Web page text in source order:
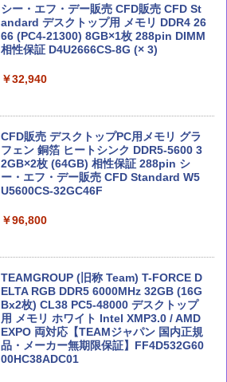
定（ジェネラリスト）公式テキスト 第3
版 (EXAMPRESS)
￥3,080
￥3,300
Microsoft 365 Copilot活用大全
Claude 最強のAI自動化術 (AI仕事術シリ
ーズ)
（できるビジネス）
￥2,200
ネラリスト問題集 第3版
￥2,750
Claude仕事術 仕事時間は1/100に成果は
￥2,090
実践Claude Code入門―現場で活用する
ためのAIコーディングの思考法
載 グラフィックボード 16GB デュアル
ファン 【国内正規品】 RD-RX9060XT-E
16GB/DF
G TRIO OC WHITE グラフィックスボー
ド VD9040
￥191,717
スボード VD9397
￥110,909
ASUS RTX5070 搭載 ビデオカード PCIe
シー・エフ・デー販売 CFD販売 CFD St
andard デスクトップ用 メモリ DDR4 26
66 (PC4-21300) 8GB×1枚 288pin DIMM
相性保証 D4U2666CS-8G (× 3)
￥32,940
CFD販売 デスクトップPC用メモリ グラ
フェン 銅箔 ヒートシンク DDR5-5600 3
2GB×2枚 (64GB) 相性保証 288pin シ
ー・エフ・デー販売 CFD Standard W5
U5600CS-32GC46F
￥96,800
TEAMGROUP (旧称 Team) T-FORCE D
ELTA RGB DDR5 6000MHz 32GB (16G
Bx2枚) CL38 PC5-48000 デスクトップ
用 メモリ ホワイト Intel XMP3.0 / AMD
EXPO 両対応【TEAMジャパン 国内正規
品・メーカー無期限保証】FF4D532G60
00HC38ADC01